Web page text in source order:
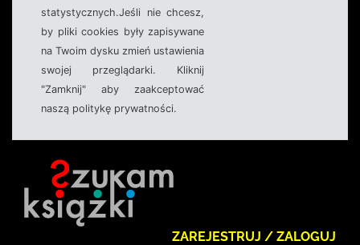
statystycznych.Jeśli nie chcesz,
by pliki cookies były zapisywane
na Twoim dysku zmień ustawienia
swojej przeglądarki. Kliknij
"Zamknij" aby zaakceptować
naszą politykę prywatności.
ZAREJESTRUJ / ZALOGUJ